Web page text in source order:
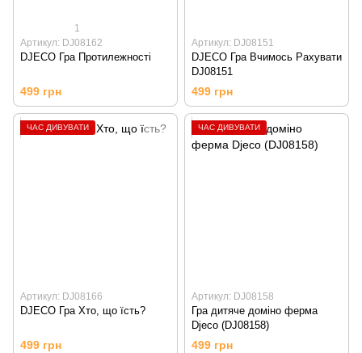
1
Артикул: DJ08162
DJECO Гра Протилежності
499 грн
Артикул: DJ08151
DJECO Гра Вчимось Рахувати
DJ08151
499 грн
ЧАС ДИВУВАТИ
Артикул: DJ08166
DJECO Гра Хто, що їсть?
499 грн
ЧАС ДИВУВАТИ
Артикул: DJ08158
Гра дитяче доміно ферма
Djeco (DJ08158)
499 грн